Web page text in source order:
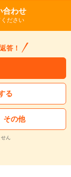
合わせ
ださい
答！
る
その他
ん